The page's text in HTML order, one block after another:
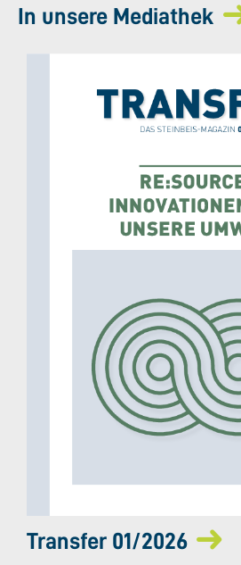
In unsere Mediathek
Transfer 01/2026